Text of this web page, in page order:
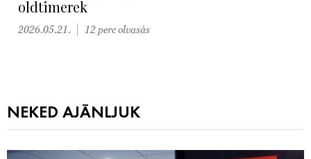
oldtimerek
2026.05.21. 12 perc olvasás
NEKED AJÁNLJUK